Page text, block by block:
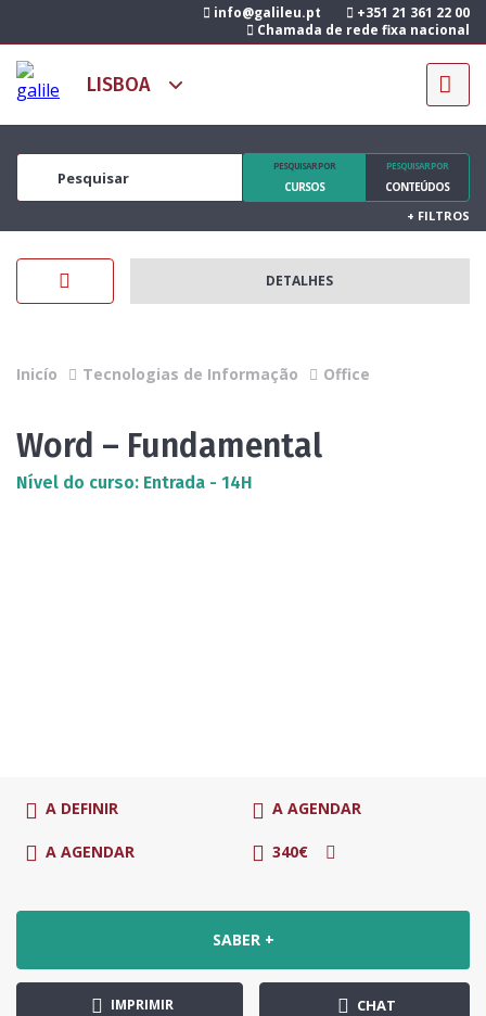
info@galileu.pt
+351 21 361 22 00
Chamada de rede fixa nacional
PESQUISAR POR
CURSOS
PESQUISAR POR
CONTEÚDOS
+ FILTROS
DETALHES
Inicío Tecnologias de Informação Office
Word – Fundamental
Nível do curso: Entrada - 14H
A DEFINIR A AGENDAR
A AGENDAR 340€
SABER +
IMPRIMIR CHAT